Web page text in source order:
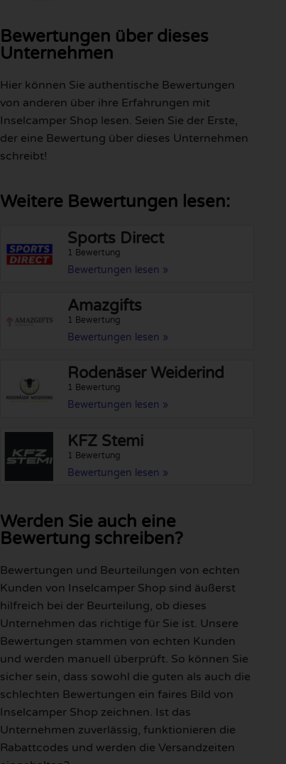
Bewertungen über dieses
Unternehmen
Hier können Sie authentische Bewertungen
von anderen über ihre Erfahrungen mit
Inselcamper Shop lesen. Seien Sie der Erste,
der eine Bewertung über dieses Unternehmen
schreibt!
Weitere Bewertungen lesen:
Sports Direct
1 Bewertung
Bewertungen lesen »
Amazgifts
1 Bewertung
Bewertungen lesen »
Rodenäser Weiderind
1 Bewertung
Bewertungen lesen »
KFZ Stemi
1 Bewertung
Bewertungen lesen »
Werden Sie auch eine
Bewertung schreiben?
Bewertungen und Beurteilungen von echten
Kunden von Inselcamper Shop sind äußerst
hilfreich bei der Beurteilung, ob dieses
Unternehmen das richtige für Sie ist. Unsere
Bewertungen stammen von echten Kunden
und werden manuell überprüft. So können Sie
sicher sein, dass sowohl die guten als auch die
schlechten Bewertungen ein faires Bild von
Inselcamper Shop zeichnen. Ist das
Unternehmen zuverlässig, funktionieren die
Rabattcodes und werden die Versandzeiten